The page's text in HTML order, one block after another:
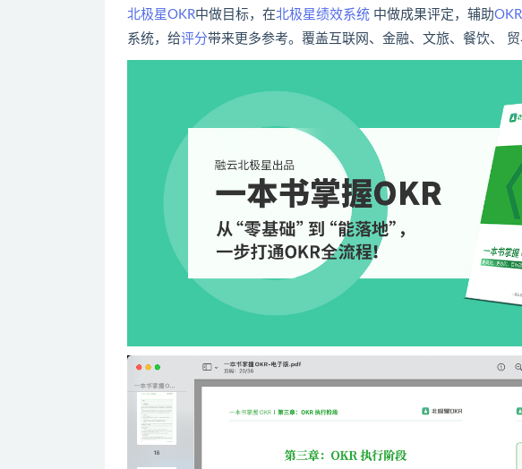
北极星OKR中做目标，在北极星绩效系统 中做成果评定，辅助
系统，给评分带来更多参考。覆盖互联网、金融、文旅、餐饮、 贸